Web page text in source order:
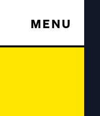
MENU